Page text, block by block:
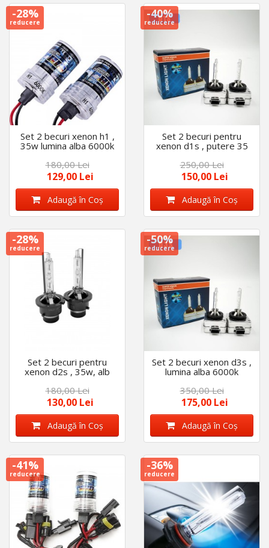
-28%
reducere
Set 2 becuri xenon h1 ,
35w lumina alba 6000k
180,00 Lei
129,00 Lei
Adaugă în Coş
-40%
reducere
Set 2 becuri pentru
xenon d1s , putere 35
w, alb 6000 k
250,00 Lei
150,00 Lei
Adaugă în Coş
-28%
reducere
Set 2 becuri pentru
xenon d2s , 35w, alb
180,00 Lei
130,00 Lei
Adaugă în Coş
-50%
reducere
Set 2 becuri xenon d3s ,
lumina alba 6000k
350,00 Lei
175,00 Lei
Adaugă în Coş
-41%
reducere
-36%
reducere